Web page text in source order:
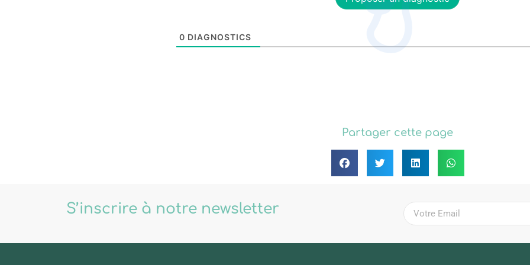
0 DIAGNOSTICS
Partager cette page
S’inscrire à notre newsletter